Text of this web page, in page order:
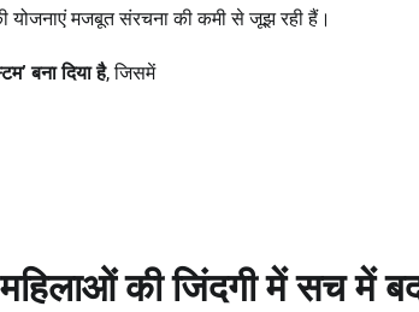
योजनाएं मजबूत संरचना की कमी से जूझ रही हैं।
बना दिया है, जिसमें
महिलाओं की जिंदगी में सच में